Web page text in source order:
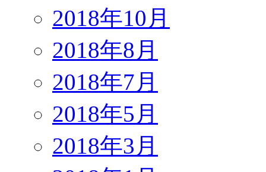
2018年10月
2018年8月
2018年7月
2018年5月
2018年3月